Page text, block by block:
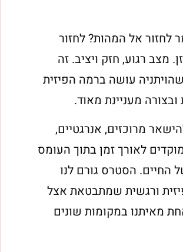
לחזור אל המהות? לחזור
מצב רגוע, חזק ויציב. זה
עושה ברמה הפיזית
מעניינת מאוד.
מרוכזים, אנרגטיים,
לאורך זמן בתוך העומס
הסטרס גורם לנו
ורגשית שמתבטאת אצל
מאיתנו במקומות שונים